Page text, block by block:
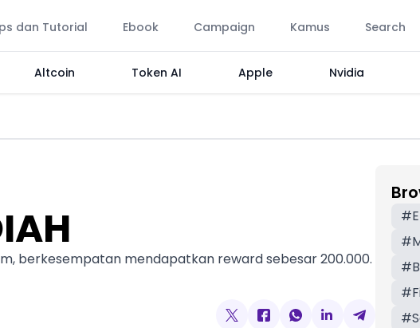
dan Tutorial Ebook Campaign Kamus Search
Altcoin Token AI Apple Nvidia
berkesempatan mendapatkan reward sebesar 200.000.
#
#
#
#
#